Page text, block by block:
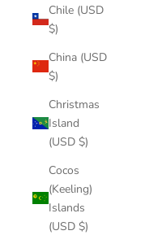
Chile (USD
$)
China (USD
$)
Christmas
Island
(USD $)
Cocos
(Keeling)
Islands
(USD $)